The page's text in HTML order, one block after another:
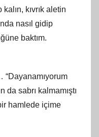
kalın, kıvrık aletin
nasıl gidip
baktım.
sabrı kalmamıştı
hamlede içime